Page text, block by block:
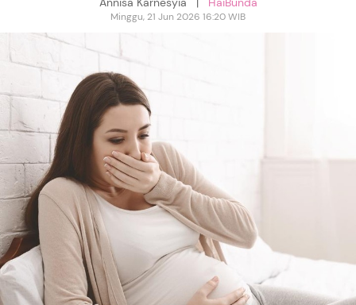
Minggu, 21 Jun 2026 16:20 WIB